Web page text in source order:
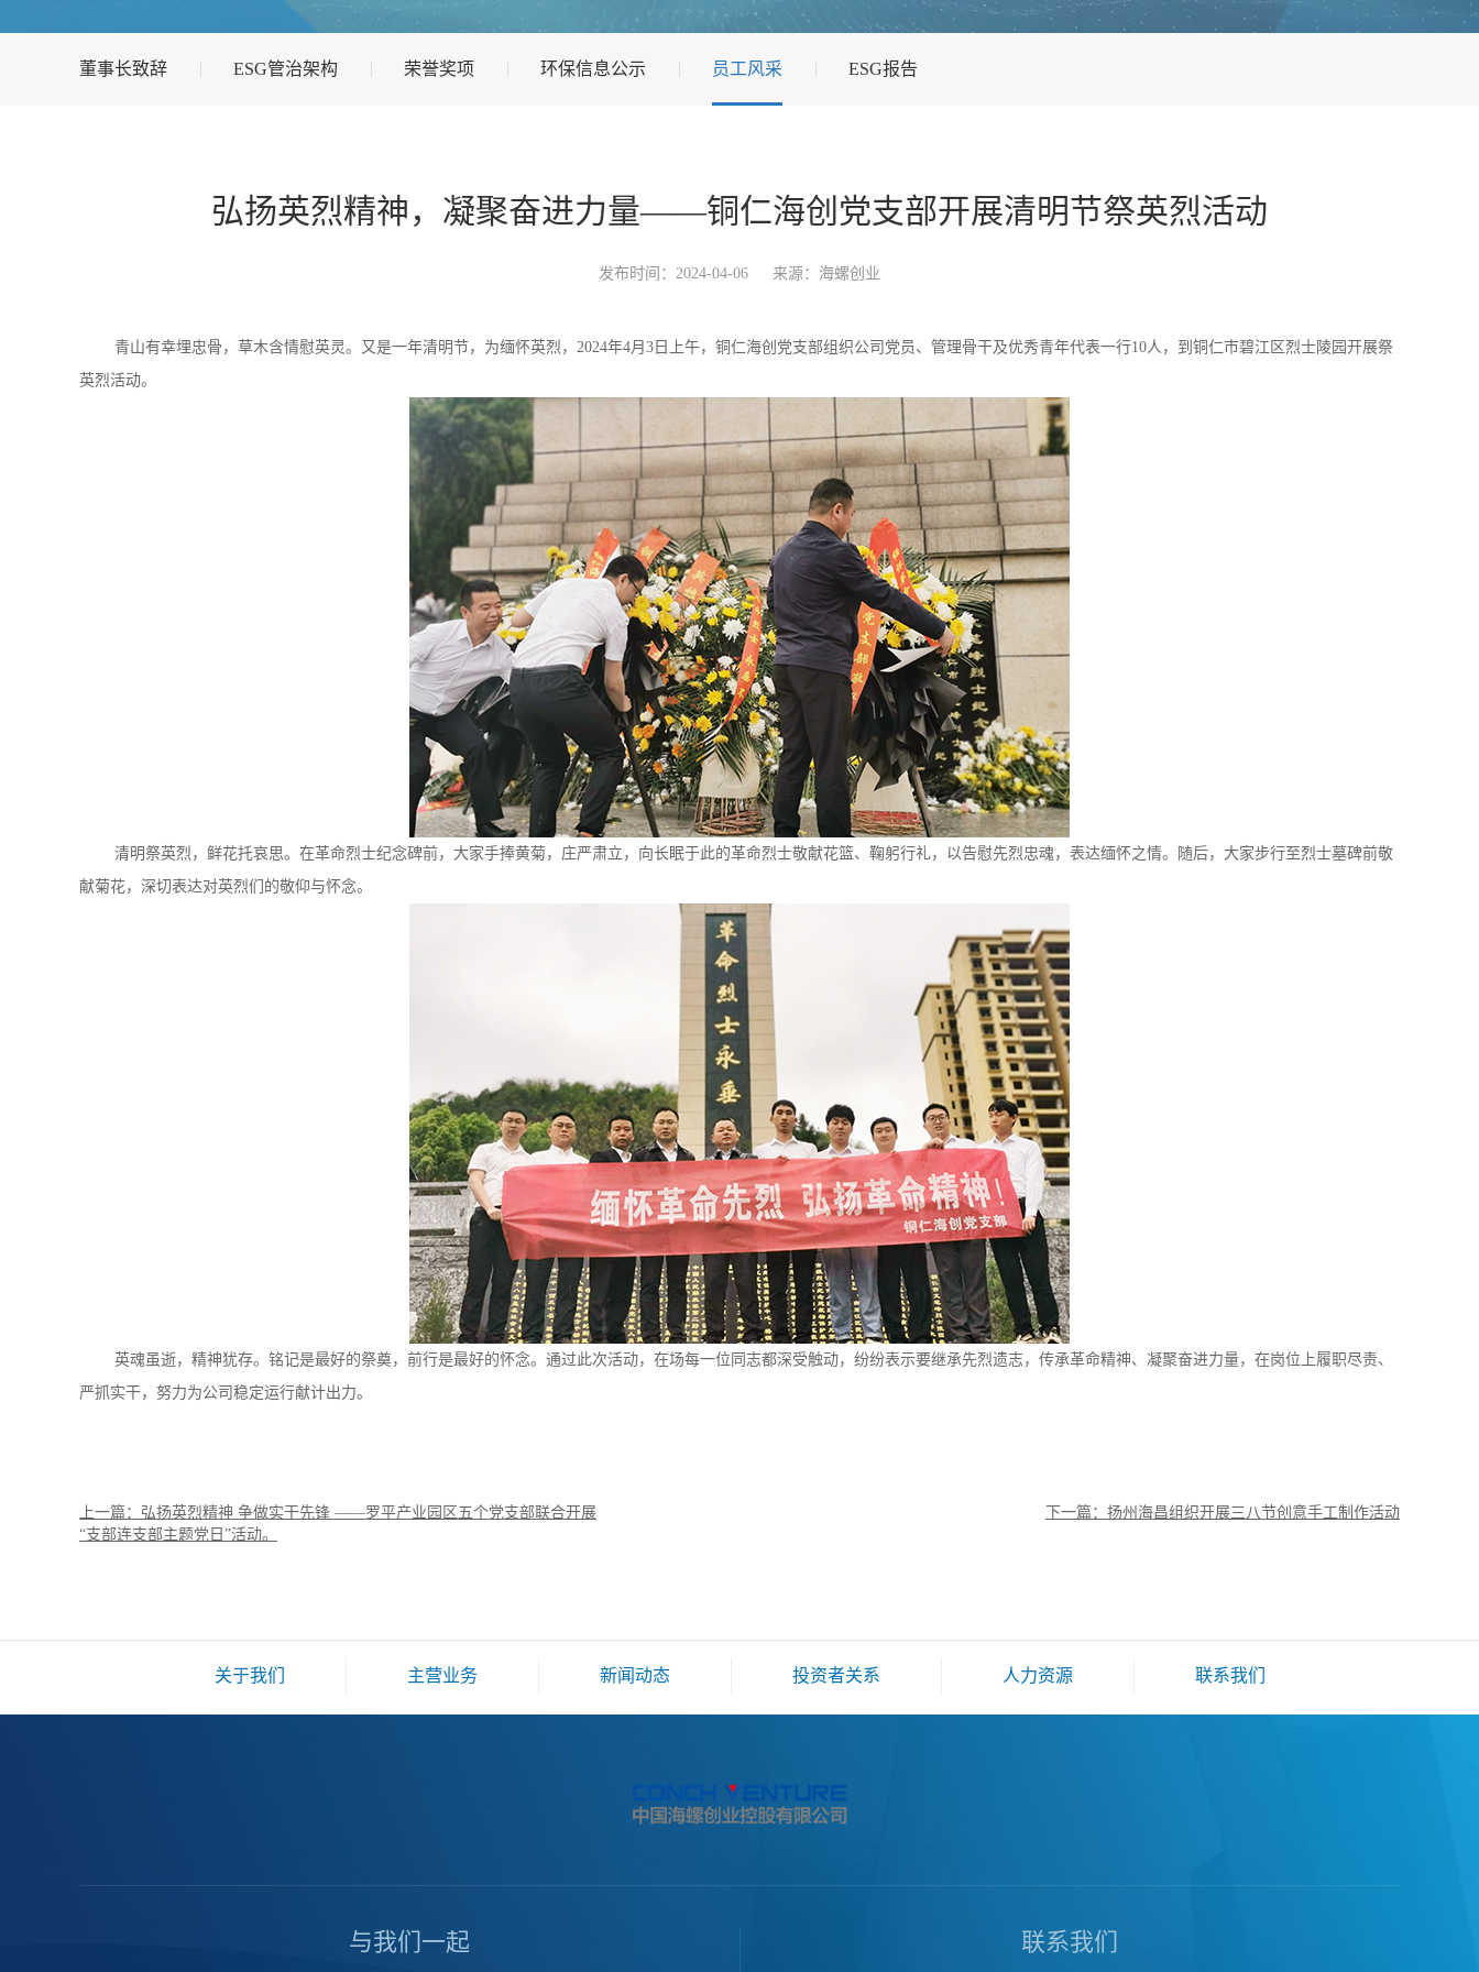
董事长致辞 ESG管治架构 荣誉奖项 环保信息公示 员工风采 ESG报告
弘扬英烈精神，凝聚奋进力量——铜仁海创党支部开展清明节祭英烈活动
发布时间：2024-04-06 来源：海螺创业
青山有幸埋忠骨，草木含情慰英灵。又是一年清明节，为缅怀英烈，2024年4月3日上午，铜仁海创党支部组织公司党员、管理骨干及优秀青年代表一行10人，到铜仁市碧江区烈士陵园开展祭
英烈活动。
清明祭英烈，鲜花托哀思。在革命烈士纪念碑前，大家手捧黄菊，庄严肃立，向长眠于此的革命烈士敬献花篮、鞠躬行礼，以告慰先烈忠魂，表达缅怀之情。随后，大家步行至烈士墓碑前敬
献菊花，深切表达对英烈们的敬仰与怀念。
英魂虽逝，精神犹存。铭记是最好的祭奠，前行是最好的怀念。通过此次活动，在场每一位同志都深受触动，纷纷表示要继承先烈遗志，传承革命精神、凝聚奋进力量，在岗位上履职尽责、
严抓实干，努力为公司稳定运行献计出力。
上一篇：弘扬英烈精神 争做实干先锋 ——罗平产业园区五个党支部联合开展
“支部连支部主题党日”活动。
下一篇：扬州海昌组织开展三八节创意手工制作活动
关于我们 主营业务 新闻动态 投资者关系 人力资源 联系我们
与我们一起 联系我们